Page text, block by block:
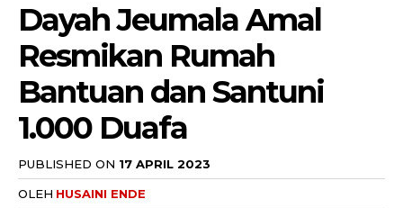
Dayah Jeumala Amal
Resmikan Rumah
Bantuan dan Santuni
1.000 Duafa
PUBLISHED ON 17 APRIL 2023
OLEH HUSAINI ENDE